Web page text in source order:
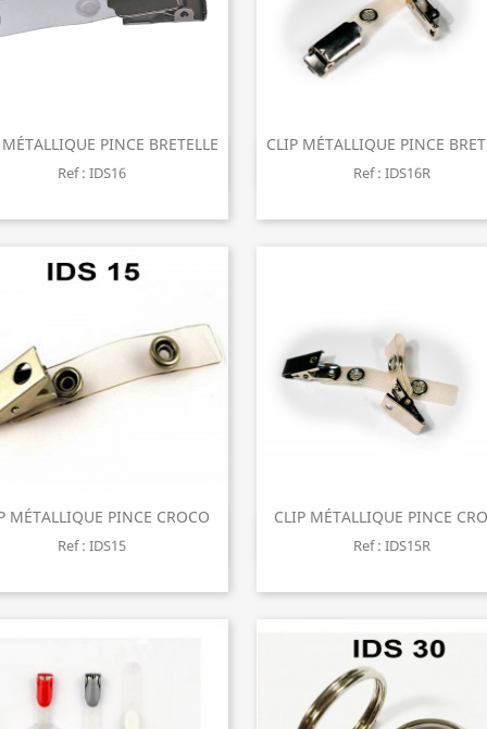
PINCE BRETELLE
Ref : IDS16
Aperçu rapide
CLIP MÉTALLIQUE PINCE
Ref : IDS16R
Aperçu rapide
MÉTALLIQUE PINCE CROCO
Ref : IDS15
Aperçu rapide
CLIP MÉTALLIQUE PINCE
Ref : IDS15R
Aperçu rapide